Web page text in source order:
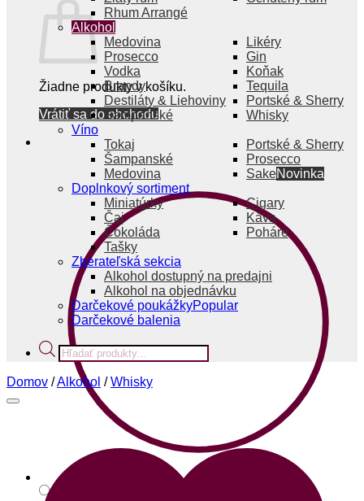
Žiadne produkty v košíku.
Vrátiť sa do obchodu
Rhum Arrangé
Alkohol
Medovina
Likéry
Prosecco
Gin
Vodka
Koňak
Brandy
Tequila
Destiláty & Liehoviny
Portské & Sherry
Šampanské
Whisky
Víno
Tokaj
Portské & Sherry
Šampanské
Prosecco
Medovina
Sake
Doplnkový sortiment
Miniatúrky
Cigary
Čaj
Káva
Čokoláda
Poháre
Tašky
Zberateľská sekcia
Alkohol dostupný na predajni
Alkohol na objednávku
Darčekové poukážky
Darčekové balenia
Products
search
Domov /Alkohol / Whisky